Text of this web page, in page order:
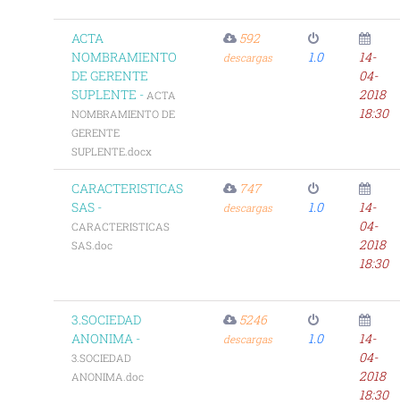
ACTA
NOMBRAMIENTO
DE GERENTE
SUPLENTE - ACTA
NOMBRAMIENTO DE
GERENTE
SUPLENTE.docx
592
descargas 1.0
14-
04-
2018
18:30
CARACTERISTICAS
SAS -
CARACTERISTICAS
SAS.doc
747
descargas 1.0
14-
04-
2018
18:30
3.SOCIEDAD
ANONIMA -
3.SOCIEDAD
ANONIMA.doc
5246
descargas 1.0
14-
04-
2018
18:30